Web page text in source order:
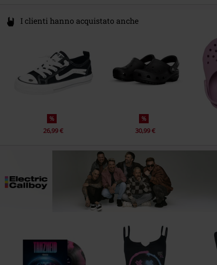
I clienti hanno acquistato anche
%
26,99 €
%
30,99 €